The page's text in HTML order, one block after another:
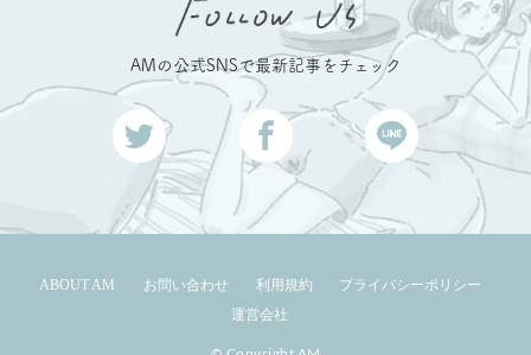
AMの公式SNSで最新記事をチェック
ABOUT AM お問い合わせ 利用規約
プライバシーポリシー
運営会社